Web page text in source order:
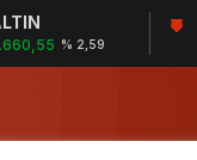
% 2,59